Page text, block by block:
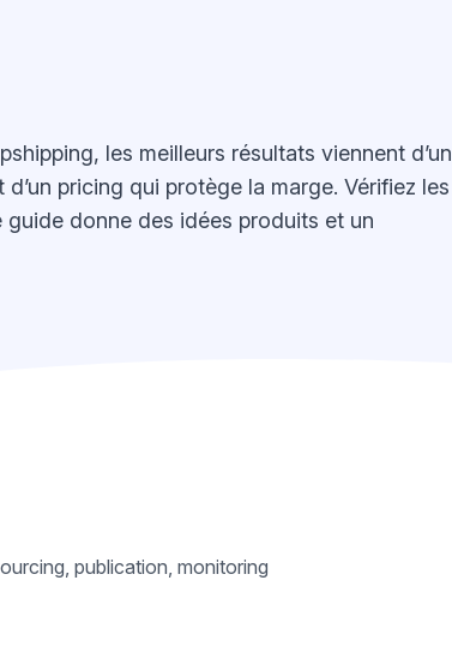
les meilleurs résultats viennent d’un
pricing qui protège la marge. Vérifiez les
donne des idées produits et un
publication, monitoring